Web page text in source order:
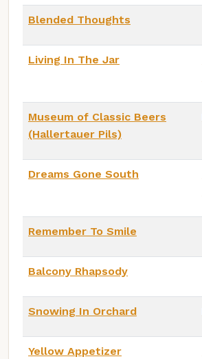
Blended Thoughts
Living In The Jar
Museum of Classic Beers
(Hallertauer Pils)
Dreams Gone South
Remember To Smile
Balcony Rhapsody
Snowing In Orchard
Yellow Appetizer